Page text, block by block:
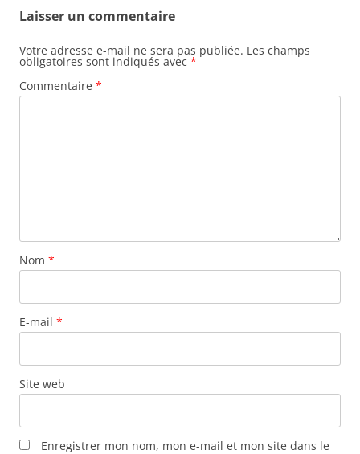
Laisser un commentaire
Votre adresse e-mail ne sera pas publiée. Les champs
obligatoires sont indiqués avec *
Commentaire *
Nom *
E-mail *
Site web
Enregistrer mon nom, mon e-mail et mon site dans le